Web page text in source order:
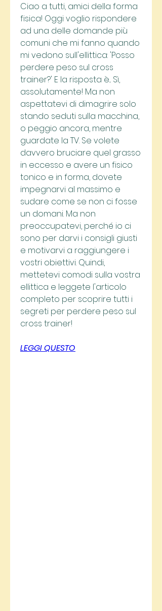
Ciao a tutti, amici della forma
fisica! Oggi voglio rispondere
ad una delle domande più
comuni che mi fanno quando
mi vedono sull'ellittica: 'Posso
perdere peso sul cross
trainer?' E la risposta è... Sì,
assolutamente! Ma non
aspettatevi di dimagrire solo
stando seduti sulla macchina,
o peggio ancora, mentre
guardate la TV. Se volete
davvero bruciare quel grasso
in eccesso e avere un fisico
tonico e in forma, dovete
impegnarvi al massimo e
sudare come se non ci fosse
un domani. Ma non
preoccupatevi, perché io ci
sono per darvi i consigli giusti
e motivarvi a raggiungere i
vostri obiettivi. Quindi,
mettetevi comodi sulla vostra
ellittica e leggete l'articolo
completo per scoprire tutti i
segreti per perdere peso sul
cross trainer!
LEGGI QUESTO